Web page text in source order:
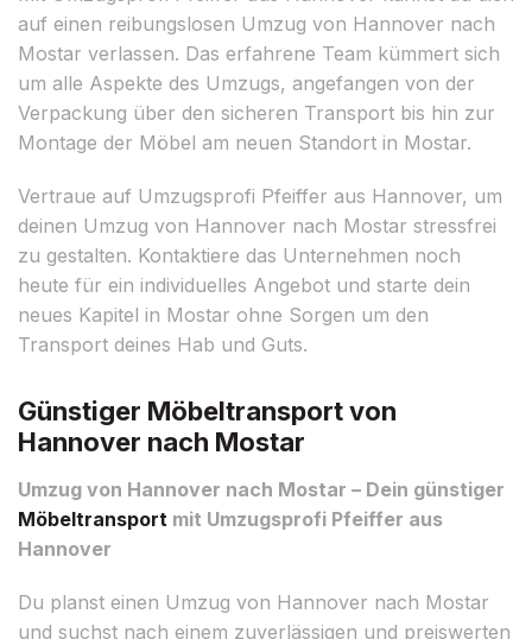
auf einen reibungslosen Umzug von Hannover nach
Mostar verlassen. Das erfahrene Team kümmert sich
um alle Aspekte des Umzugs, angefangen von der
Verpackung über den sicheren Transport bis hin zur
Montage der Möbel am neuen Standort in Mostar.
Vertraue auf Umzugsprofi Pfeiffer aus Hannover, um
deinen Umzug von Hannover nach Mostar stressfrei
zu gestalten. Kontaktiere das Unternehmen noch
heute für ein individuelles Angebot und starte dein
neues Kapitel in Mostar ohne Sorgen um den
Transport deines Hab und Guts.
Günstiger Möbeltransport von
Hannover nach Mostar
Umzug von Hannover nach Mostar – Dein günstiger
Möbeltransport mit Umzugsprofi Pfeiffer aus
Hannover
Du planst einen Umzug von Hannover nach Mostar
und suchst nach einem zuverlässigen und preiswerten